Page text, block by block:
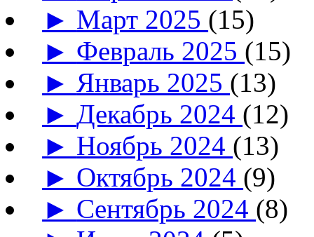
► Март 2025 (15)
► Февраль 2025 (15)
► Январь 2025 (13)
►Декабрь 2024 (12)
► Ноябрь 2024 (13)
► Октябрь 2024 (9)
► Сентябрь 2024 (8)